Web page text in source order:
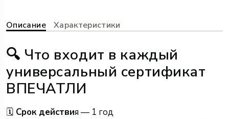
Описание Характеристики
🔍 Что входит в каждый
универсальный сертификат
ВПЕЧАТЛИ
🗓 Срок действия — 1 год